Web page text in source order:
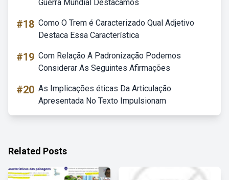
Guerra Mundial Destacamos
#18 Como O Trem é Caracterizado Qual Adjetivo
Destaca Essa Característica
#19 Com Relação A Padronização Podemos
Considerar As Seguintes Afirmações
#20 As Implicações éticas Da Articulação
Apresentada No Texto Impulsionam
Related Posts